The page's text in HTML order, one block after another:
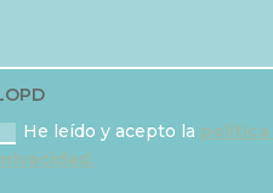
He leído y acepto la política